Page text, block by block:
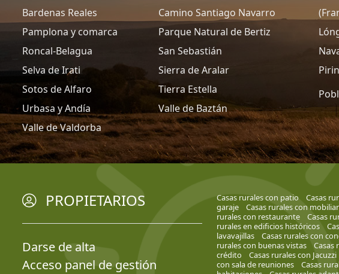
Bardenas Reales
Camino Santiago Navarro
Pamplona y comarca
Parque Natural de Bertiz
Roncal-Belagua
San Sebastián
Selva de Irati
Sierra de Aralar
Sotos de Alfaro
Tierra Estella
Urbasa y Andía
Valle de Baztán
Valle de Valdorba
PROPIETARIOS
Darse de alta
Acceso panel de gestión
Casas rurales con patio Casas
garaje
Casas rurales con
rurales con restaurante
Casas
rurales en edificios históricos
lavavajillas
Casas rurales con
rurales con buenas vistas
Casas
crédito
Casas rurales con Jacuzzi
con sala de reuniones
Casas